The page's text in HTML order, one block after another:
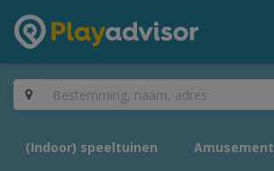
(Indoor) speeltuinen
Amusement